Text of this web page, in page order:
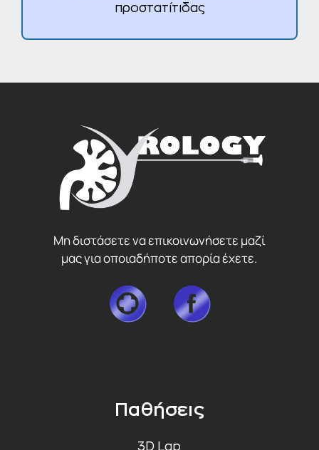
προστατίτιδας
Μη διστάσετε να επικοινωνήσετε μαζί
μας για οποιαδήποτε απορία έχετε.
Παθήσεις
3D Lap